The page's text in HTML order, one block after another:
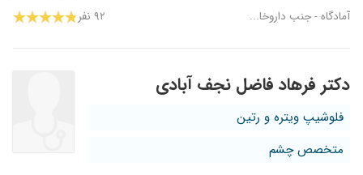
آمادگاه - جنب داروخا... ۹۲ نفر
دکتر فرهاد فاضل نجف آبادی
فلوشیپ ویتره و رتین
متخصص چشم